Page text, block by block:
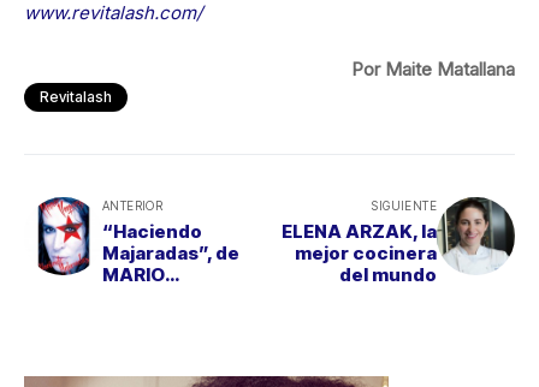
www.revitalash.com/
Por Maite Matallana
Revitalash
ANTERIOR
“Haciendo
Majaradas”, de
MARIO
SIGUIENTE
ELENA ARZAK, la
mejor cocinera
del mundo